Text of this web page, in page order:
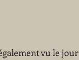
vu le jour